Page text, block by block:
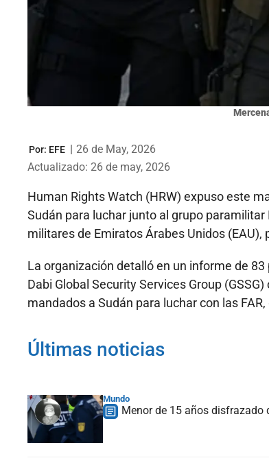
Por: EFE | 26 de May, 2026
Actualizado: 26 de may, 2026
Human Rights Watch (HRW) expuso este
Sudán para luchar junto al grupo
militares de Emiratos Árabes Unidos
La organización detalló en un informe de
Dabi Global Security Services Group
mandados a Sudán para luchar con las
Últimas noticias
Mundo
Menor de 15 años